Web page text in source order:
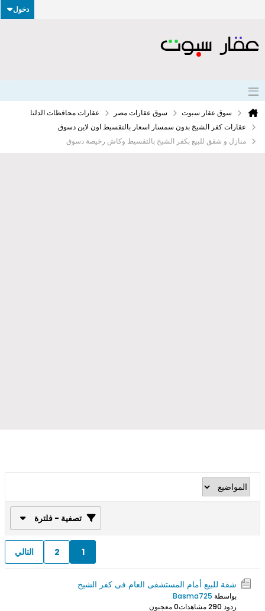
دخول
سوق عقار سبوت سوق عقارات مصر
عقارات محافظات الدلتا
عقارات كفر الشيخ بدون سمسار اسعار بالتقسيط اون لاين دسوق
منازل و شقق للبيع بكفر الشيخ بالتقسيط وكاش رخيصة دسوق
تصفية - فلترة
1
2 التالي
شقة للبيع أمام المستشفى العام فى كفر الشيخ
بواسطة Basma725
ردود 0
29 مشاهدات
0 معجبون